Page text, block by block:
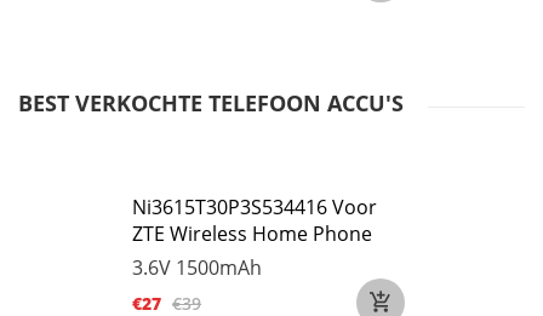
BEST VERKOCHTE TELEFOON ACCU'S
Ni3615T30P3S534416 Voor
ZTE Wireless Home Phone
3.6V 1500mAh
€27 €39